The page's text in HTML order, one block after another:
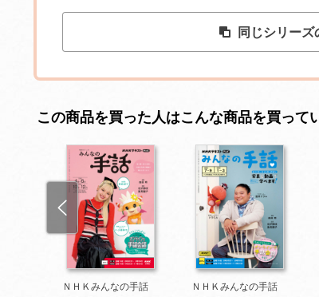
同じシリーズ
この商品を買った人はこんな商品を買って
ＮＨＫみんなの手話
ＮＨＫみんなの手話